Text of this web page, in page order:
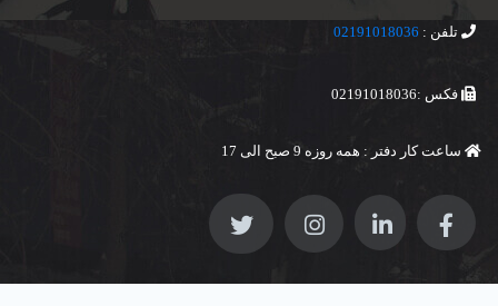
تلفن : 02191018036
فکس :02191018036
ساعت کار دفتر : همه روزه 9 صبح الی 17